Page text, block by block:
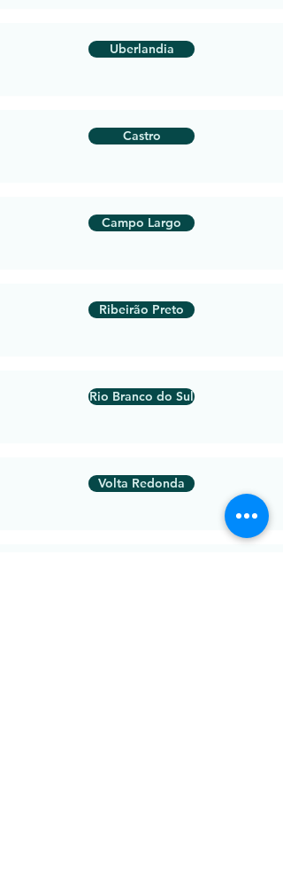
Uberlandia
Castro
Campo Largo
Ribeirão Preto
Rio Branco do Sul
Volta Redonda